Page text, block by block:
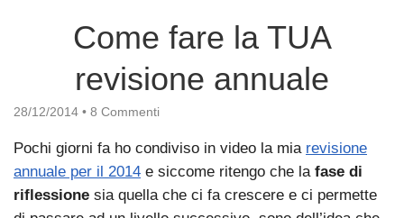
Come fare la TUA
revisione annuale
28/12/2014 • 8 Commenti
Pochi giorni fa ho condiviso in video la mia revisione
annuale per il 2014 e siccome ritengo che lafase di
riflessione sia quella che ci fa crescere e ci permette